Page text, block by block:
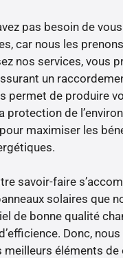
pas besoin de
car nous les
nos services, vous
un
permet de produire
protection de
maximiser les
savoir-faire
solaires que
de bonne qualité
Donc,
éléments